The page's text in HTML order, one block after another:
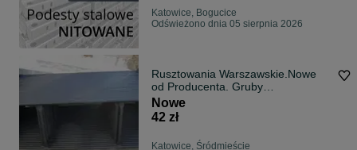
Katowice, Bogucice
Odświeżono dnia 05 sierpnia 2026
Rusztowania Warszawskie.Nowe
od Producenta. Gruby
Kielich.Transport
Nowe
42 zł
Katowice, Śródmieście